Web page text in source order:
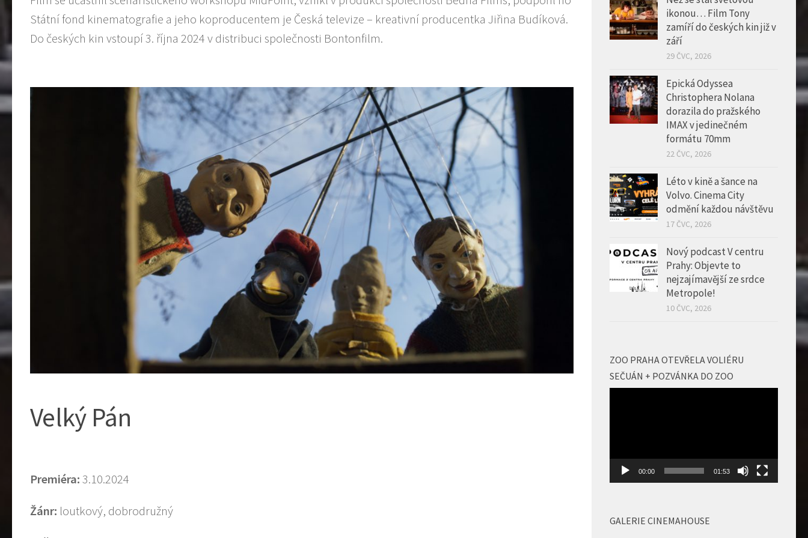
Státní fond kinematografie a jeho koproducentem je Česká televize – kreativní producentka Jiřina Budíková.
Do českých kin vstoupí 3. října 2024 v distribuci společnosti Bontonfilm.
Velký Pán
Premiéra:3.10.2024
Žánr: loutkový, dobrodružný
ikonou… Film Tony
zamíří do českých kin již v
září
29 ČVC, 2026
Epická Odyssea
Christophera Nolana
dorazila do pražského
IMAX v jedinečném
formátu 70mm
22 ČVC, 2026
Léto v kině a šance na
Volvo. Cinema City
odmění každou návštěvu
17 ČVC, 2026
Nový podcast V centru
Prahy: Objevte to
nejzajímavější ze srdce
Metropole!
10 ČVC, 2026
ZOO PRAHA OTEVŘELA VOLIÉRU
SEČUÁN + POZVÁNKA DO ZOO
00:00 01:53
GALERIE CINEMAHOUSE